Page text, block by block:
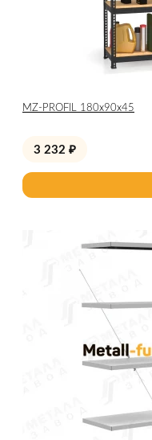
МZ-PROFIL 180х90х45
3 232 ₽